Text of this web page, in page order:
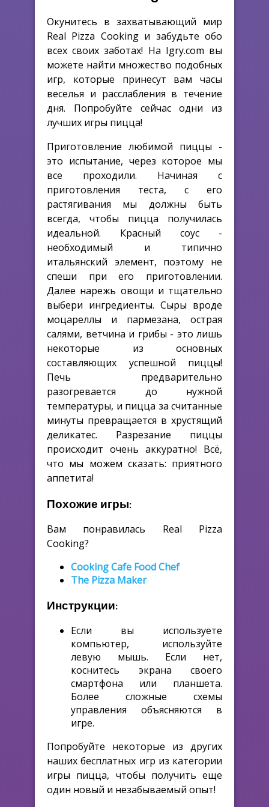
Окунитесь в захватывающий мир
Real Pizza Cooking и забудьте обо
всех своих заботах! На Igry.com вы
можете найти множество подобных
игр, которые принесут вам часы
веселья и расслабления в течение
дня. Попробуйте сейчас одни из
лучших игры пицца!
Приготовление любимой пиццы -
это испытание, через которое мы
все проходили. Начиная с
приготовления теста, с его
растягивания мы должны быть
всегда, чтобы пицца получилась
идеальной. Красный соус -
необходимый и типично
итальянский элемент, поэтому не
спеши при его приготовлении.
Далее нарежь овощи и тщательно
выбери ингредиенты. Сыры вроде
моцареллы и пармезана, острая
салями, ветчина и грибы - это лишь
некоторые из основных
составляющих успешной пиццы!
Печь предварительно
разогревается до нужной
температуры, и пицца за считанные
минуты превращается в хрустящий
деликатес. Разрезание пиццы
происходит очень аккуратно! Всё,
что мы можем сказать: приятного
аппетита!
Похожие игры:
Вам понравилась Real Pizza
Cooking?
Cooking Cafe Food Chef
The Pizza Maker
Инструкции:
Если вы используете
компьютер, используйте
левую мышь. Если нет,
коснитесь экрана своего
смартфона или планшета.
Более сложные схемы
управления объясняются в
игре.
Попробуйте некоторые из других
наших бесплатных игр из категории
игры пицца, чтобы получить еще
один новый и незабываемый опыт!